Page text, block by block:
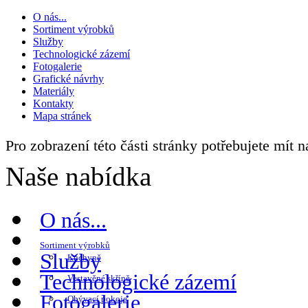
O nás...
Sortiment výrobků
Služby
Technologické zázemí
Fotogalerie
Grafické návrhy
Materiály
Kontakty
Mapa stránek
Pro zobrazení této části stránky potřebujete mít
Naše nabídka
O nás...
Sortiment výrobků
Kuchyně
Vestavěné skříně
Obývací pokoje
Služby
Technologické zázemí
Fotogalerie